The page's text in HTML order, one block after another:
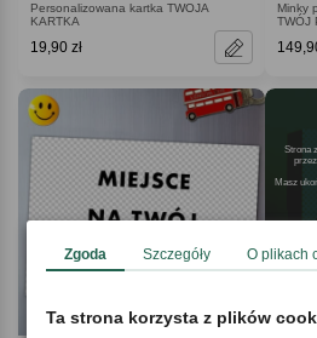
Personalizowana kartka TWOJA
KARTKA
19,90 zł
Minky
TWÓJ
Strona
Masz
Zgoda Szczegóły O plikach
Ta strona korzysta z plików